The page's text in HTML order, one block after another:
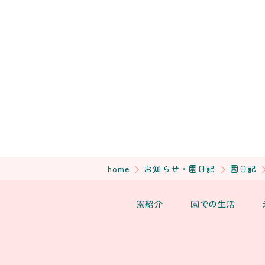
home お知らせ・園日記 園日記
園紹介 園での生活